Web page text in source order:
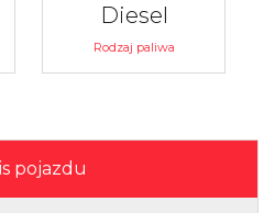
Diesel
Rodzaj paliwa
pojazdu